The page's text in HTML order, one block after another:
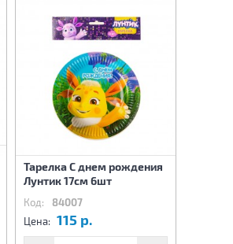
Тарелка С днем рождения
Лунтик 17см 6шт
Код: 84007
Цена: 115 р.